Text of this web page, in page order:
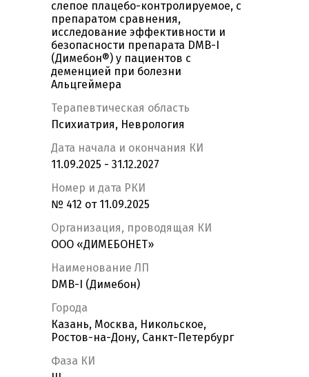
слепое плацебо-контролируемое, с
препаратом сравнения,
исследование эффективности и
безопасности препарата DMB-I
(Димебон®) у пациентов с
деменцией при болезни
Альцгеймера
Терапевтическая область
Психиатрия, Неврология
Дата начала и окончания КИ
11.09.2025 - 31.12.2027
Номер и дата РКИ
№ 412 от 11.09.2025
Организация, проводящая КИ
ООО «ДИМЕБОНЕТ»
Наименование ЛП
DMB-I (Димебон)
Города
Казань, Москва, Никольское,
Ростов-на-Дону, Санкт-Петербург
Фаза КИ